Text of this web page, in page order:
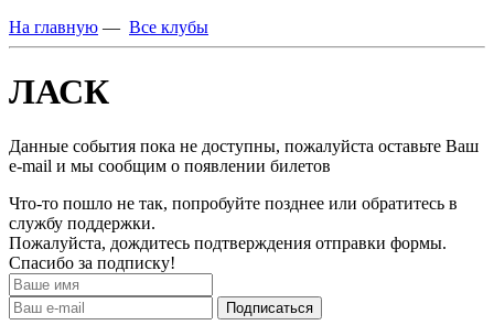
На главную — Все клубы
ЛАСК
Данные события пока не доступны, пожалуйста оставьте Ваш
e-mail и мы сообщим о появлении билетов
Что-то пошло не так, попробуйте позднее или обратитесь в
службу поддержки.
Пожалуйста, дождитесь подтверждения отправки формы.
Спасибо за подписку!
Подписаться